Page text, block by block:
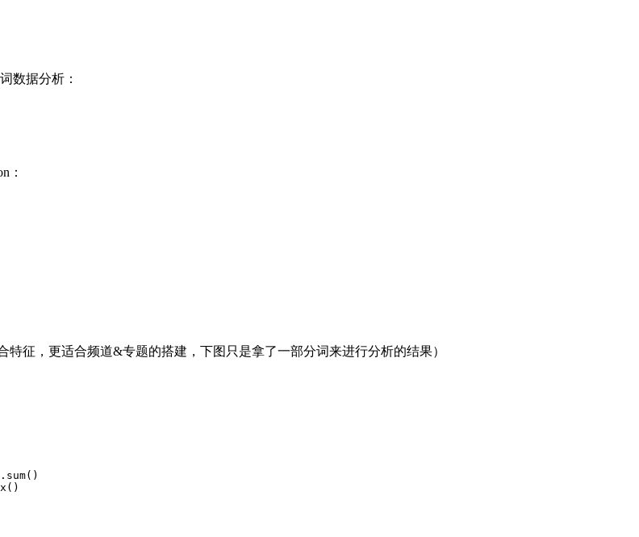
数据分析：
：
征，更适合频道&专题的搭建，下图只是拿了一部分词来进行分析的结果）